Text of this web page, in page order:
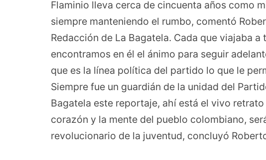
Flaminio lleva cerca de cincuenta años como
siempre manteniendo el rumbo, comentó
Redacción de La Bagatela. Cada que viajaba
encontramos en él el ánimo para seguir
que es la línea política del partido lo que le
Siempre fue un guardián de la unidad del
Bagatela este reportaje, ahí está el vivo
corazón y la mente del pueblo colombiano,
revolucionario de la juventud, concluyó